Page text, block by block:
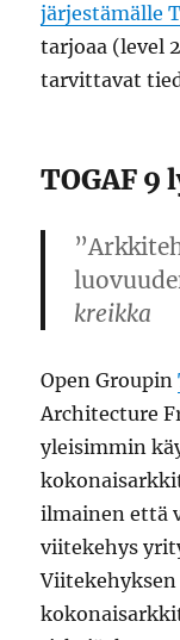
järjestämälle
tarjoaa (level
tarvittavat
TOGAF 9
kreikka
Open Groupin
Architecture
yleisimmin
ilmainen että
viitekehys